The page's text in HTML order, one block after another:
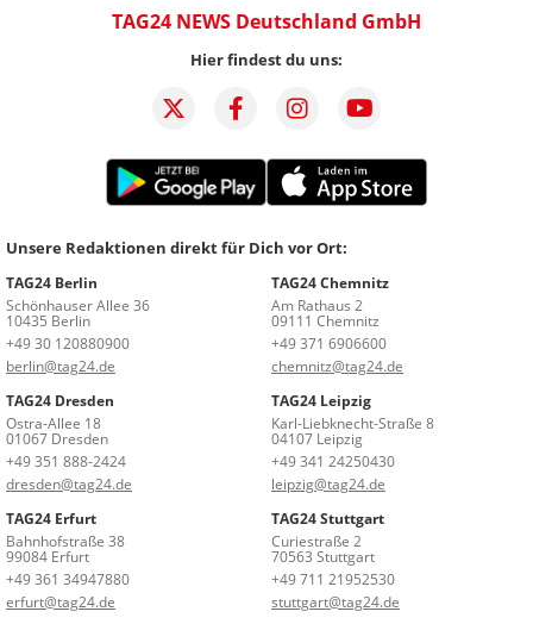
TAG24 NEWS Deutschland GmbH
Hier findest du uns:
Unsere Redaktionen direkt für Dich vor Ort:
TAG24 Berlin
Schönhauser Allee 36
10435 Berlin
+49 30 120880900
berlin@tag24.de
TAG24 Chemnitz
Am Rathaus 2
09111 Chemnitz
+49 371 6906600
chemnitz@tag24.de
TAG24 Dresden
Ostra-Allee 18
01067 Dresden
+49 351 888-2424
dresden@tag24.de
TAG24 Leipzig
Karl-Liebknecht-Straße 8
04107 Leipzig
+49 341 24250430
leipzig@tag24.de
TAG24 Erfurt
Bahnhofstraße 38
99084 Erfurt
+49 361 34947880
erfurt@tag24.de
TAG24 Stuttgart
Curiestraße 2
70563 Stuttgart
+49 711 21952530
stuttgart@tag24.de